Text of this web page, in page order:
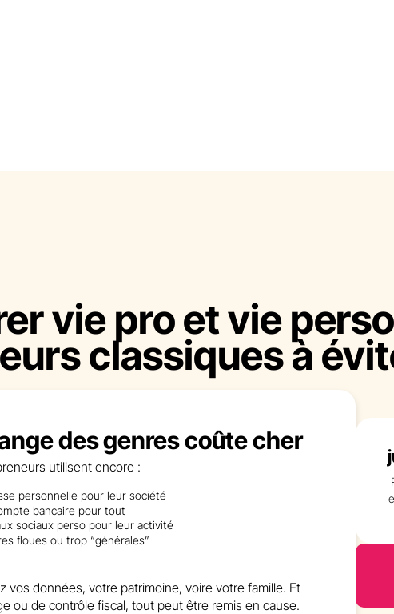
vie pro et vie
classiques à
des genres coûte cher
utilisent encore :
personnelle pour leur société
bancaire pour tout
sociaux perso pour leur activité
floues ou trop “générales”
vos données, votre patrimoine, voire votre famille. Et
ou de contrôle fiscal, tout peut être remis en cause.